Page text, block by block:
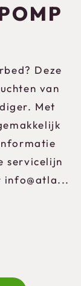
Deze
van
Met
servicelijn
info@atla...